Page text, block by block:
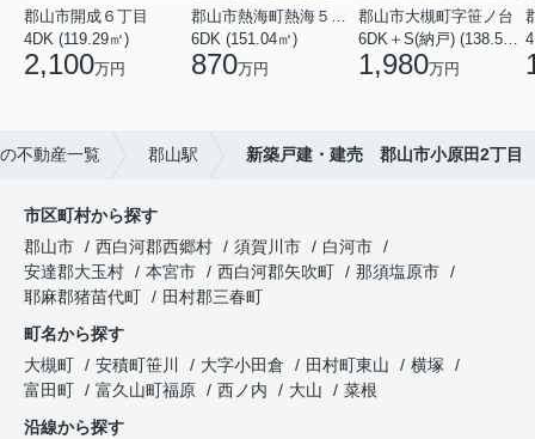
郡山市開成６丁目
4DK (119.29㎡)
2,100万円
郡山市熱海町熱海５丁目
6DK (151.04㎡)
870万円
郡山市大槻町字笹ノ台
6DK＋S(納戸) (138.55㎡)
1,980万円
不動産一覧 郡山駅 新築戸建・建売 郡山市小原田2丁目
市区町村から探す
郡山市
西白河郡西郷村 須賀川市
白河市
安達郡大玉村
本宮市 西白河郡矢吹町
那須塩原市
耶麻郡猪苗代町
田村郡三春町
町名から探す
大槻町
安積町笹川 大字小田倉 田村町東山
横塚
富田町
富久山町福原 西ノ内 大山
菜根
沿線から探す